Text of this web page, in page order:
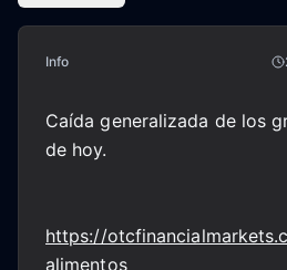
Info
Caída generalizada de los
de hoy.
https://
alimentos